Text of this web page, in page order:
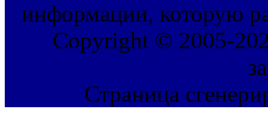
информации, которую
Copyright © 2005-
Страница